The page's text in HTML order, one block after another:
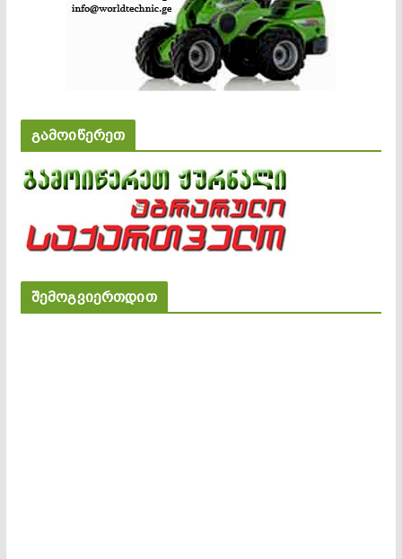
გამოიწერეთ
შემოგვიერთდით